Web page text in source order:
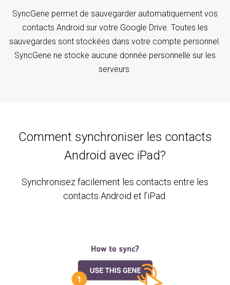
SyncGene permet de sauvegarder automatiquement vos
contacts Android sur votre Google Drive. Toutes les
sauvegardes sont stockées dans votre compte personnel.
SyncGene ne stocke aucune donnée personnelle sur les
serveurs.
Comment synchroniser les contacts
Android avec iPad?
Synchronisez facilement les contacts entre les
contacts Android et l’iPad.